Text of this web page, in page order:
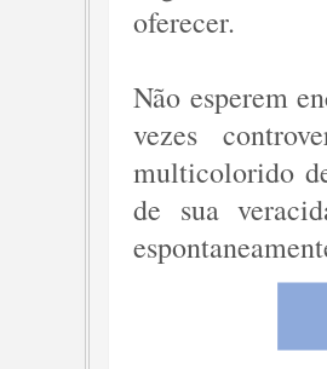
oferecer.
Não esperem
vezes
multicolorido
de sua